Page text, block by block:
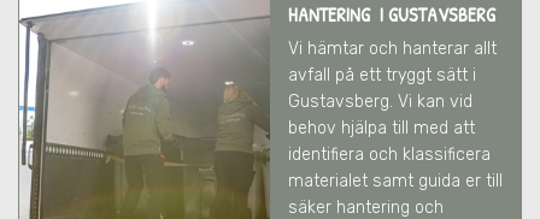
HANTERING I GUSTAVSBERG
Vi hämtar och hanterar allt
avfall på ett tryggt sätt i
Gustavsberg. Vi kan vid
behov hjälpa till med att
identifiera och klassificera
materialet samt guida er till
säker hantering och